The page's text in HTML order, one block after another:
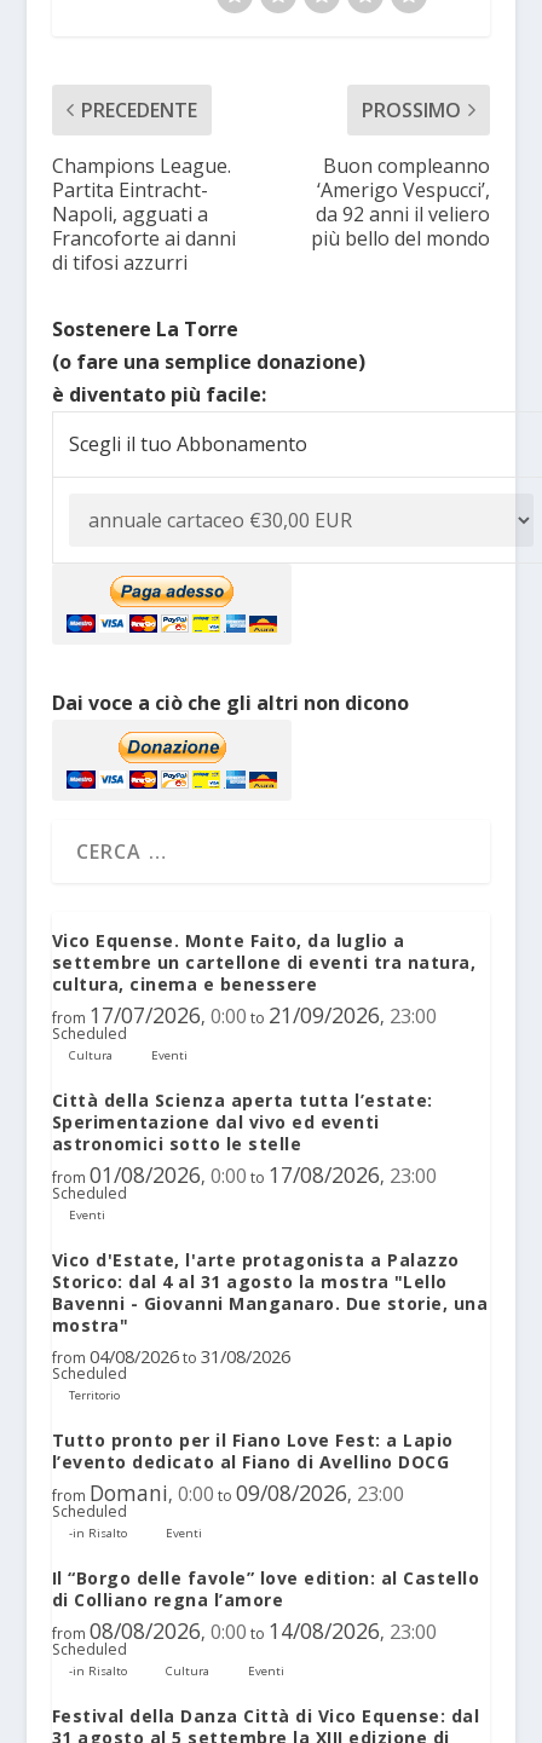
PRECEDENTE
Champions League.
Partita Eintracht-
Napoli, agguati a
Francoforte ai danni
di tifosi azzurri
PROSSIMO
Buon compleanno
‘Amerigo Vespucci’,
da 92 anni il veliero
più bello del mondo
Sostenere La Torre
(o fare una semplice donazione)
è diventato più facile:
Scegli il tuo Abbonamento
Dai voce a ciò che gli altri non dicono
Vico Equense. Monte Faito, da luglio a
settembre un cartellone di eventi tra natura,
cultura, cinema e benessere
from 17/07/2026, 0:00 to 21/09/2026, 23:00
Scheduled
Cultura Eventi
Città della Scienza aperta tutta l’estate:
Sperimentazione dal vivo ed eventi
astronomici sotto le stelle
from 01/08/2026, 0:00 to 17/08/2026, 23:00
Scheduled
Eventi
Vico d'Estate, l'arte protagonista a Palazzo
Storico: dal 4 al 31 agosto la mostra "Lello
Bavenni - Giovanni Manganaro. Due storie, una
mostra"
from 04/08/2026 to 31/08/2026
Scheduled
Territorio
Tutto pronto per il Fiano Love Fest: a Lapio
l’evento dedicato al Fiano di Avellino DOCG
from Domani, 0:00 to 09/08/2026, 23:00
Scheduled
-in Risalto Eventi
Il “Borgo delle favole” love edition: al Castello
di Colliano regna l’amore
from 08/08/2026, 0:00 to 14/08/2026, 23:00
Scheduled
-in Risalto Cultura Eventi
Festival della Danza Città di Vico Equense: dal
31 agosto al 5 settembre la XIII edizione di